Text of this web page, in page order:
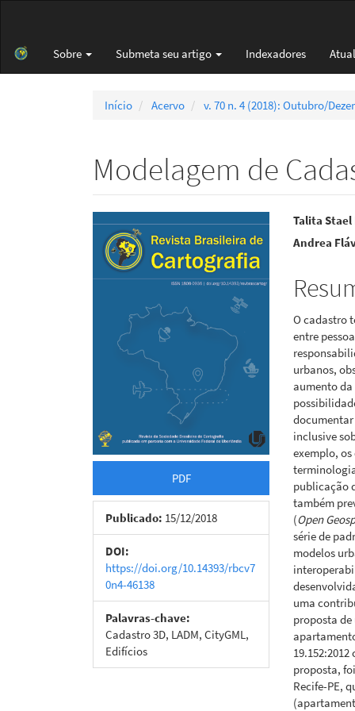
principal
Barra
Sobre Submeta seu artigo Indexadores Atual
Início Acervo v. 70 n. 4 (2018): Outubro/
Modelagem de
Barra
lateral
de
artigos
PDF
Publicado: 15/12/2018
DOI:
https://doi.org/10.14393/rbcv7
0n4-46138
Palavras-chave:
Cadastro 3D, LADM, CityGML,
Edifícios
do
artigo
Talita Stael
Andrea
O cadastro
entre
urbanos,
aumento
documentar
inclusive
exemplo,
publicação
também
(Open
série de
modelos
uma
proposta
proposta,
Recife-PE,